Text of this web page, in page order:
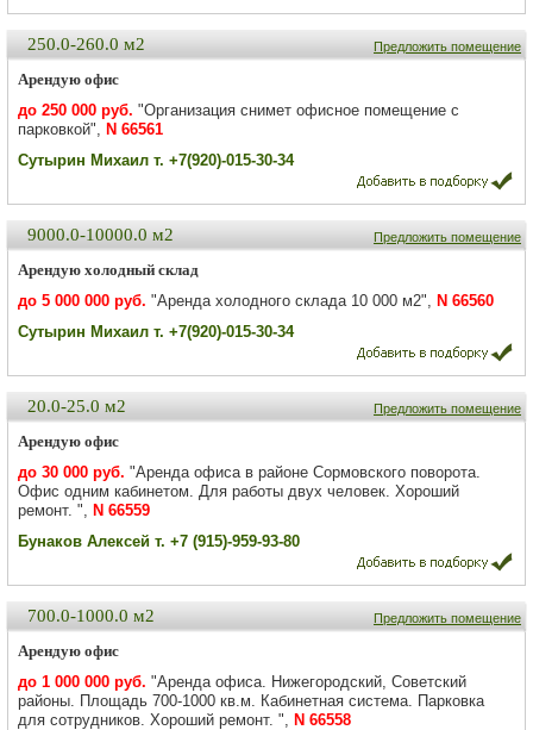
Предложить помещение
250.0-260.0 м2
Арендую офис
до 250 000 руб. "Организация снимет офисное помещение с
парковкой", N 66561
Сутырин Михаил т. +7(920)-015-30-34
Предложить помещение
9000.0-10000.0 м2
Арендую холодный склад
до 5 000 000 руб. "Аренда холодного склада 10 000 м2", N 66560
Сутырин Михаил т. +7(920)-015-30-34
Предложить помещение
20.0-25.0 м2
Арендую офис
до 30 000 руб. "Аренда офиса в районе Сормовского поворота.
Офис одним кабинетом. Для работы двух человек. Хороший
ремонт. ", N 66559
Бунаков Алексей т. +7 (915)-959-93-80
Предложить помещение
700.0-1000.0 м2
Арендую офис
до 1 000 000 руб. "Аренда офиса. Нижегородский, Советский
районы. Площадь 700-1000 кв.м. Кабинетная система. Парковка
для сотрудников. Хороший ремонт. ", N 66558